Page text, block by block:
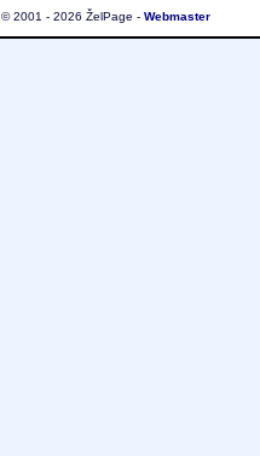
© 2001 - 2026 ŽelPage - Webmaster